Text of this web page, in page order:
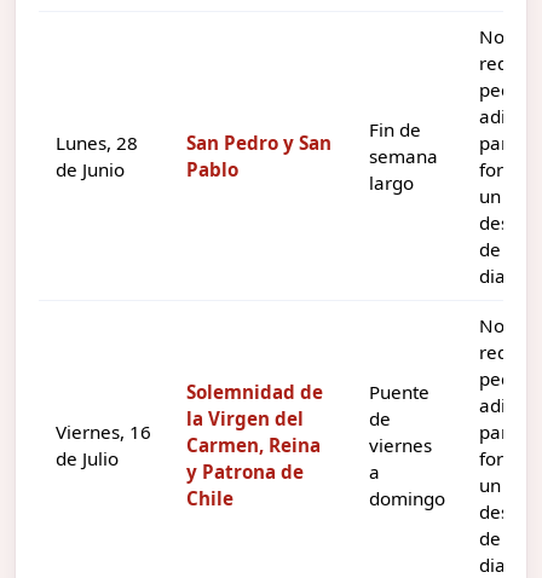
Lunes, 28
de Junio
San Pedro y San
Pablo
Fin de
semana
largo
No
pedir
para
formar
un
de tres
dias.
Viernes, 16
de Julio
Solemnidad de
la Virgen del
Carmen, Reina
y Patrona de
Chile
Puente
de
viernes
a
domingo
No
pedir
para
formar
un
de tres
dias.